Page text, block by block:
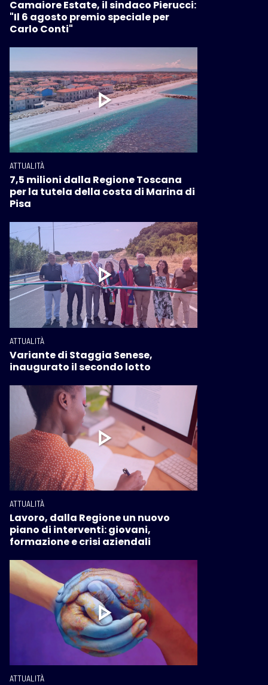
Camaiore Estate, il sindaco Pierucci:
"Il 6 agosto premio speciale per
Carlo Conti"
ATTUALITÀ
7,5 milioni dalla Regione Toscana
per la tutela della costa di Marina di
Pisa
ATTUALITÀ
Variante di Staggia Senese,
inaugurato il secondo lotto
ATTUALITÀ
Lavoro, dalla Regione un nuovo
piano di interventi: giovani,
formazione e crisi aziendali
ATTUALITÀ